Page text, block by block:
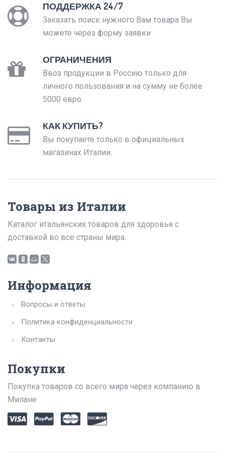
ПОДДЕРЖКА 24/7
Заказать поиск нужного Вам товара Вы
можете через форму заявки
ОГРАНИЧЕНИЯ
Ввоз продукции в Россию только для
личного пользования и на сумму не более
5000 евро.
КАК КУПИТЬ?
Вы покупаете только в официальных
магазинах Италии.
Товары из Италии
Каталог итальянских товаров для здоровья с
доставкой во все страны мира.
Информация
Вопросы и ответы
Политика конфиденциальности
Контакты
Покупки
Покупка товаров со всего мира через компанию в
Милане